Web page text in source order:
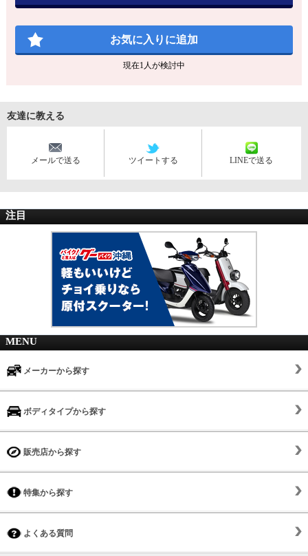
お気に入りに追加
現在1人が検討中
友達に教える
メールで送る ツイートする LINEで送る
注目
MENU
メーカーから探す
ボディタイプから探す
販売店から探す
特集から探す
よくある質問